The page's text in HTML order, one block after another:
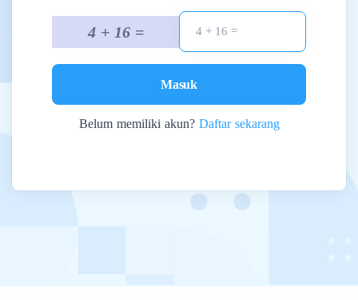
4 + 16 =
Masuk
Belum memiliki akun? Daftar sekarang